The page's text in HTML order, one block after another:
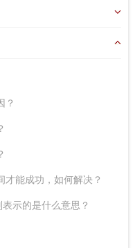
？
能成功，如何解决？
示的是什么意思？